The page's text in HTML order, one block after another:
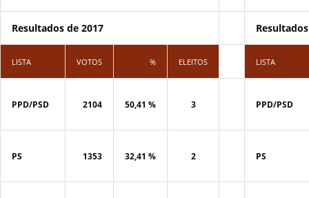
Resultados de 2017
LISTA VOTOS % ELEITOS LISTA
PPD/PSD 2104 50,41 % 3 PPD/PSD
PS 1353 32,41 % 2 PS